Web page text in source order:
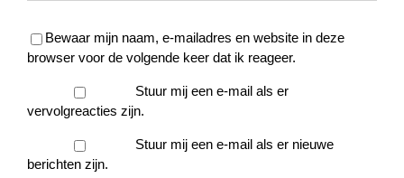
Bewaar mijn naam, e-mailadres en website in deze
browser voor de volgende keer dat ik reageer.
Stuur mij een e-mail als er
vervolgreacties zijn.
Stuur mij een e-mail als er nieuwe
berichten zijn.